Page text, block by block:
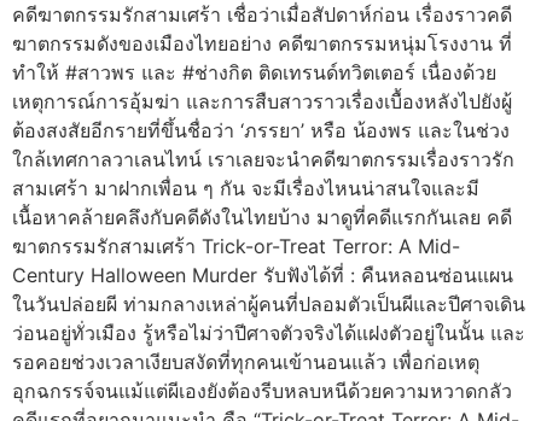
คดีฆาตกรรมรักสามเศร้า เชื่อว่าเมื่อสัปดาห์ก่อน เรื่องราวคดี
ฆาตกรรมดังของเมืองไทยอย่าง คดีฆาตกรรมหนุ่มโรงงาน ที่
ทำให้ #สาวพร และ #ช่างกิต ติดเทรนด์ทวิตเตอร์ เนื่องด้วย
เหตุการณ์การอุ้มฆ่า และการสืบสาวราวเรื่องเบื้องหลังไปยังผู้
ต้องสงสัยอีกรายที่ขึ้นชื่อว่า ‘ภรรยา’ หรือ น้องพร และในช่วง
ใกล้เทศกาลวาเลนไทน์ เราเลยจะนำคดีฆาตกรรมเรื่องราวรัก
สามเศร้า มาฝากเพื่อน ๆ กัน จะมีเรื่องไหนน่าสนใจและมี
เนื้อหาคล้ายคลึงกับคดีดังในไทยบ้าง มาดูที่คดีแรกกันเลย คดี
ฆาตกรรมรักสามเศร้า Trick-or-Treat Terror: A Mid-
Century Halloween Murder รับฟังได้ที่ : คืนหลอนซ่อนแผน
ในวันปล่อยผี ท่ามกลางเหล่าผู้คนที่ปลอมตัวเป็นผีและปีศาจเดิน
ว่อนอยู่ทั่วเมือง รู้หรือไม่ว่าปีศาจตัวจริงได้แฝงตัวอยู่ในนั้น และ
รอคอยช่วงเวลาเงียบสงัดที่ทุกคนเข้านอนแล้ว เพื่อก่อเหตุ
อุกฉกรรจ์จนแม้แต่ผีเองยังต้องรีบหลบหนีด้วยความหวาดกลัว